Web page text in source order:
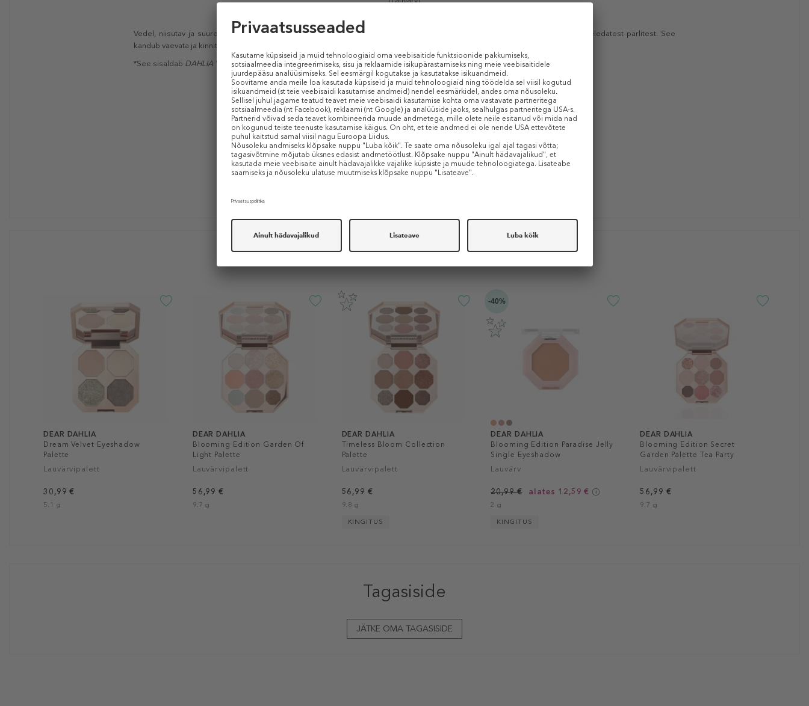
Vedel, niisutav ja suurepärase haarduvusega lauvärv. See rõõmustab täiusliku kombinatsiooniga sädelevast hiilgusest ja üliheledatest pärlitest. See
kandub vaevata ja kinnitub kiiresti silmalaugudele, tagades maksimaalse mitmemõõtmelise sära ilma jääkideta.
*See sisaldab DAHLIA Variabilislilleekstrakti, mis tagab pikaajalise kasu ja terve väljanägemise.
TOOTE OMADUSED
Sarnased tooted
DEAR DAHLIA
Dream Velvet Eyeshadow
Palette
Lauvärvipalett
30,99 €
5.1 g
DEAR DAHLIA
Blooming Edition Garden Of
Light Palette
Lauvärvipalett
56,99 €
9.7 g
DEAR DAHLIA
Timeless Bloom Collection
Palette
Lauvärvipalett
56,99 €
9.8 g
KINGITUS
-40%
DEAR DAHLIA
Blooming Edition Paradise Jelly
Single Eyeshadow
Lauvärv
20,99 € alates 12,59 €
2 g
KINGITUS
DEAR DAHLIA
Blooming Edition Secret
Garden Palette Tea Party
Lauvärvipalett
56,99 €
9.7 g
Tagasiside
JÄTKE OMA TAGASISIDE